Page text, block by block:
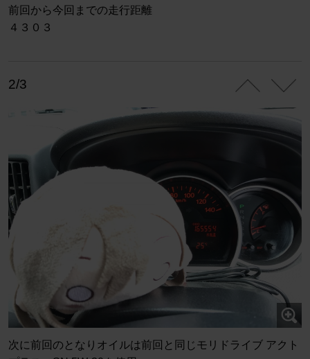
前回から今回までの走行距離
４３０３
2/3
次に前回のとなりオイルは前回と同じモリドライブ アクト